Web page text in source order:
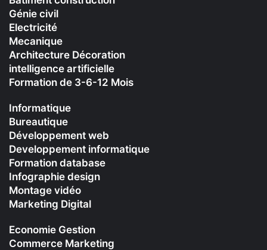
Génie civil
Electricité
Mecanique
Architecture Décoration
intelligence artificielle
Formation de 3-6-12 Mois
Informatique
Bureautique
Développement web
Developpement informatique
Formation database
Infographie design
Montage vidéo
Marketing Digital
Economie Gestion
Commerce Marketing